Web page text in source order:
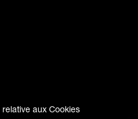
relative aux Cookies